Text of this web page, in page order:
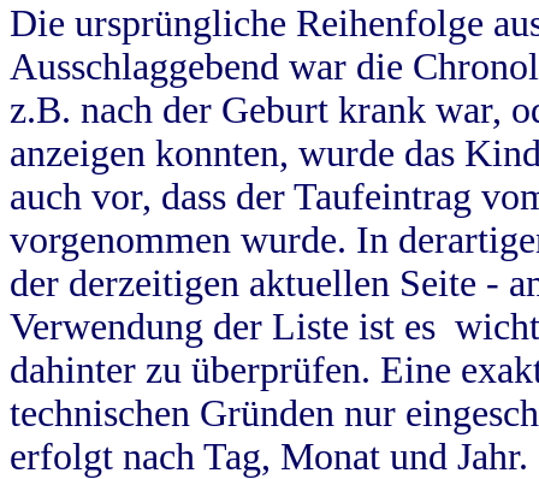
Die ursprüngliche Reihenfolge
Ausschlaggebend war die
z.B. nach der Geburt krank war,
anzeigen konnten, wurde das
auch vor, dass der Taufeintrag
vorgenommen wurde. In
der derzeitigen aktuellen Seite -
Verwendung der Liste ist es
dahinter zu überprüfen. Eine
technischen Gründen nur
erfolgt nach Tag, Monat und Jahr.